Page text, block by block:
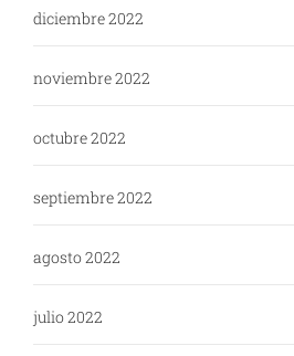
diciembre 2022
noviembre 2022
octubre 2022
septiembre 2022
agosto 2022
julio 2022